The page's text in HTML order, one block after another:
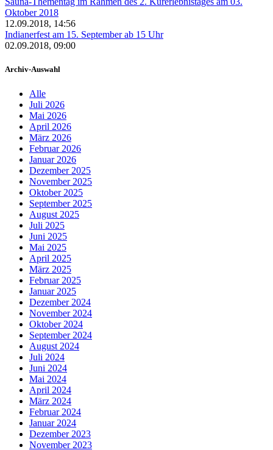
Oktober 2018
12.09.2018, 14:56
Indianerfest am 15. September ab 15 Uhr
02.09.2018, 09:00
Archiv-Auswahl
Alle
Juli 2026
Mai 2026
April 2026
März 2026
Februar 2026
Januar 2026
Dezember 2025
November 2025
Oktober 2025
September 2025
August 2025
Juli 2025
Juni 2025
Mai 2025
April 2025
März 2025
Februar 2025
Januar 2025
Dezember 2024
November 2024
Oktober 2024
September 2024
August 2024
Juli 2024
Juni 2024
Mai 2024
April 2024
März 2024
Februar 2024
Januar 2024
Dezember 2023
November 2023